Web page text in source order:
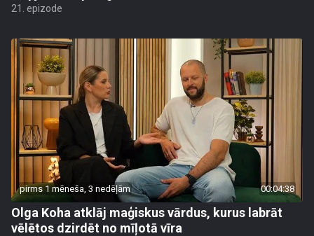
21. epizode
pirms 1 mēneša, 3 nedēļām 00:04:38
Olga Koha atklāj maģiskus vārdus, kurus labrāt
vēlētos dzirdēt no mīļotā vīra